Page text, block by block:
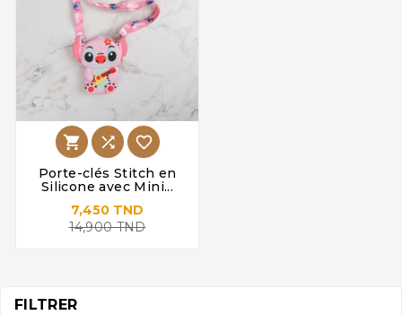
  
Porte-clés Stitch en
Silicone avec Mini...
7,450 TND
14,900 TND
FILTRER